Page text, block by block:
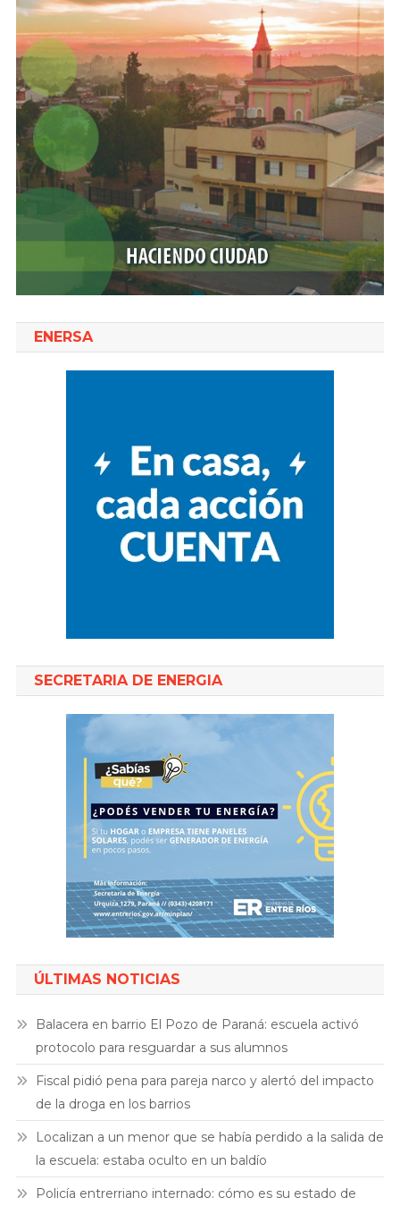
ENERSA
SECRETARIA DE ENERGIA
ÚLTIMAS NOTICIAS
Balacera en barrio El Pozo de Paraná: escuela activó
protocolo para resguardar a sus alumnos
Fiscal pidió pena para pareja narco y alertó del impacto
de la droga en los barrios
Localizan a un menor que se había perdido a la salida de
la escuela: estaba oculto en un baldío
Policía entrerriano internado: cómo es su estado de